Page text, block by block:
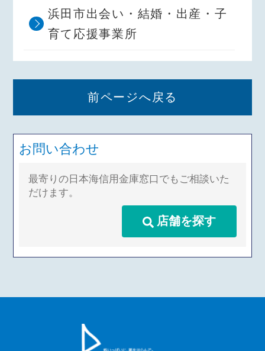
浜田市出会い・結婚・出産・子
育て応援事業所
前ページへ戻る
お問い合わせ
最寄りの日本海信用金庫窓口でもご相談いた
だけます。
店舗を探す